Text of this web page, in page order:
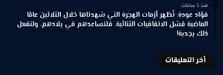
منذ 5 ساعات
فؤاد عودة: تُظهر أزمات الهجرة التي شهدناها خلال الثلاثين عامًا
الماضية فشل الاتفاقيات الثنائية. فلنساعدهم في بلادهم، ولنفعل
ذلك بجدية!
أخر التعليقات